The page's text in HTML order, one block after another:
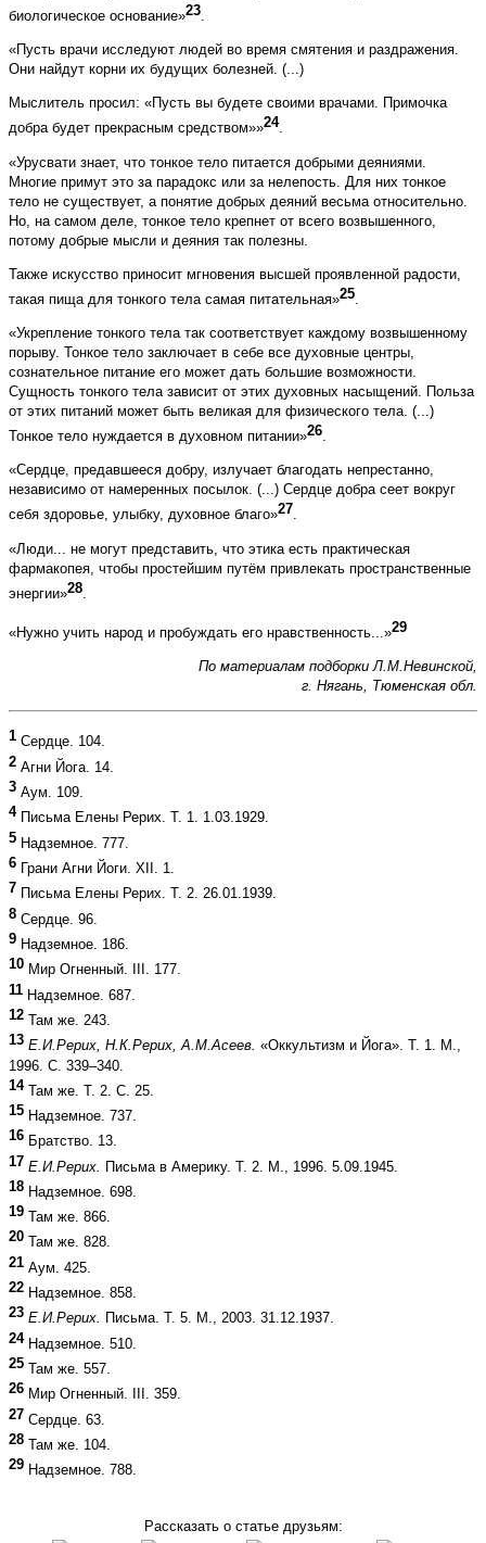
биологическое основание»23.
«Пусть врачи исследуют людей во время смятения и раздражения.
Они найдут корни их будущих болезней. (...)
Мыслитель просил: «Пусть вы будете своими врачами. Примочка
добра будет прекрасным средством»»24.
«Урусвати знает, что тонкое тело питается добрыми деяниями.
Многие примут это за парадокс или за нелепость. Для них тонкое
тело не существует, а понятие добрых деяний весьма относительно.
Но, на самом деле, тонкое тело крепнет от всего возвышенного,
потому добрые мысли и деяния так полезны.
Также искусство приносит мгновения высшей проявленной радости,
такая пища для тонкого тела самая питательная»25
«Укрепление тонкого тела так соответствует каждому возвышенному
порыву. Тонкое тело заключает в себе все духовные центры,
сознательное питание его может дать большие возможности.
Сущность тонкого тела зависит от этих духовных насыщений. Польза
от этих питаний может быть великая для физического тела. (...)
Тонкое тело нуждается в духовном питании»26.
«Сердце, предавшееся добру, излучает благодать непрестанно,
независимо от намеренных посылок. (...) Сердце добра сеет вокруг
себя здоровье, улыбку, духовное благо»27.
«Люди... не могут представить, что этика есть практическая
фармакопея, чтобы простейшим путём привлекать пространственные
энергии»28
«Нужно учить народ и пробуждать его нравственность...»29
По материалам подборки Л.М.Невинской,
г. Нягань, Тюменская обл.
1 Сердце. 104.
2 Агни Йога. 14.
3 Аум. 109.
4Письма Елены Рерих. Т. 1. 1.03.1929.
5 Надземное. 777.
6 Грани Агни Йоги. XII. 1.
7 Письма Елены Рерих. Т. 2. 26.01.1939.
8 Сердце. 96.
9 Надземное. 186.
10 Мир Огненный. III. 177.
11 Надземное. 687.
12 Там же. 243.
13 Е.И.Рерих, Н.К.Рерих, А.М.Асеев. «Оккультизм и Йога». Т. 1. М.,
1996. С. 339–340.
14Там же. Т. 2. С. 25.
15 Надземное. 737.
16 Братство. 13.
17 Е.И.Рерих.
Письма в Америку. Т. 2. М., 1996. 5.09.1945.
18 Надземное. 698.
19 Там же. 866.
20 Там же. 828.
21 Аум. 425.
22 Надземное. 858.
23 Е.И.Рерих.
Письма. Т. 5. М., 2003. 31.12.1937.
24Надземное. 510.
25 Там же. 557.
26 Мир Огненный. III. 359.
27 Сердце. 63.
28 Там же. 104.
29 Надземное. 788.
Рассказать о статье друзьям: